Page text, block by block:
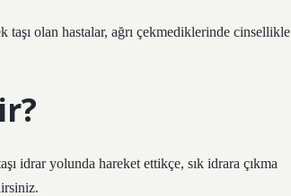
taşı olan hastalar, ağrı çekmediklerinde cinsellikle
idrar yolunda hareket ettikçe, sık idrara çıkma